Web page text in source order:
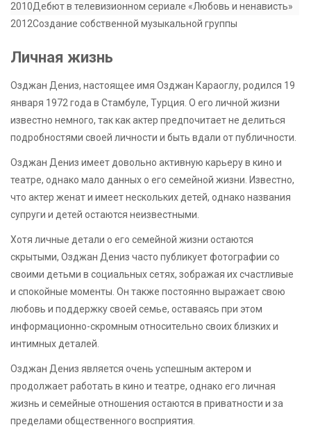
2010Дебют в телевизионном сериале «Любовь и ненависть»
2012Создание собственной музыкальной группы
Личная жизнь
Озджан Дениз, настоящее имя Озджан Караоглу, родился 19
января 1972 года в Стамбуле, Турция. О его личной жизни
известно немного, так как актер предпочитает не делиться
подробностями своей личности и быть вдали от публичности.
Озджан Дениз имеет довольно активную карьеру в кино и
театре, однако мало данных о его семейной жизни. Известно,
что актер женат и имеет нескольких детей, однако названия
супруги и детей остаются неизвестными.
Хотя личные детали о его семейной жизни остаются
скрытыми, Озджан Дениз часто публикует фотографии со
своими детьми в социальных сетях, зображая их счастливые
и спокойные моменты. Он также постоянно выражает свою
любовь и поддержку своей семье, оставаясь при этом
информационно-скромным относительно своих близких и
интимных деталей.
Озджан Дениз является очень успешным актером и
продолжает работать в кино и театре, однако его личная
жизнь и семейные отношения остаются в приватности и за
пределами общественного восприятия.